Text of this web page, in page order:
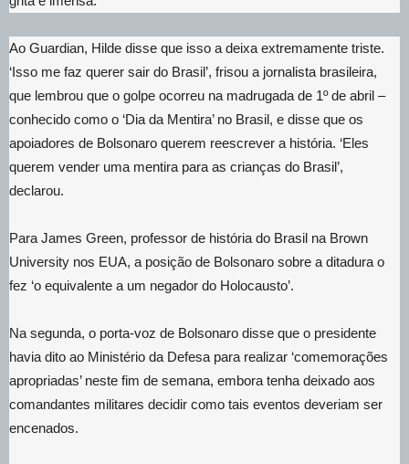
Ao Guardian, Hilde disse que isso a deixa extremamente triste.
‘Isso me faz querer sair do Brasil’, frisou a jornalista brasileira,
que lembrou que o golpe ocorreu na madrugada de 1º de abril –
conhecido como o ‘Dia da Mentira’ no Brasil, e disse que os
apoiadores de Bolsonaro querem reescrever a história. ‘Eles
querem vender uma mentira para as crianças do Brasil’,
declarou.
Para James Green, professor de história do Brasil na Brown
University nos EUA, a posição de Bolsonaro sobre a ditadura o
fez ‘o equivalente a um negador do Holocausto’.
Na segunda, o porta-voz de Bolsonaro disse que o presidente
havia dito ao Ministério da Defesa para realizar ‘comemorações
apropriadas’ neste fim de semana, embora tenha deixado aos
comandantes militares decidir como tais eventos deveriam ser
encenados.